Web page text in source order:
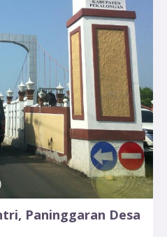
Paninggaran Desa